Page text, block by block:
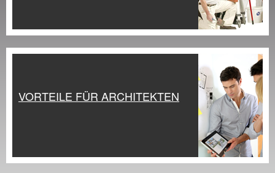
VORTEILE FÜR ARCHITEKTEN